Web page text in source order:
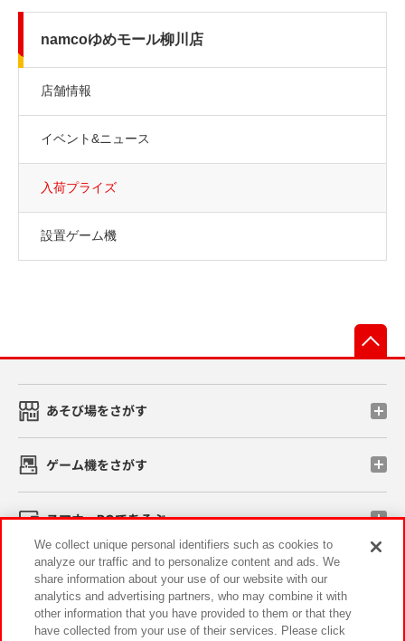
namcoゆめモール柳川店
店舗情報
イベント&ニュース
入荷プライズ
設置ゲーム機
あそび場をさがす
ゲーム機をさがす
スマホ・PCであそぶ
イベント・キャンペーン
We collect unique personal identifiers such as cookies to
analyze our traffic and to personalize content and ads. We
share information about your use of our website with our
analytics and advertising partners, who may combine it with
other information that you have provided to them or that they
have collected from your use of their services. Please click